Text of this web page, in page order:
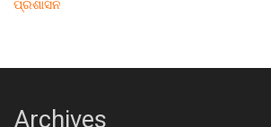
ପ୍ରଶାସନ
Archives